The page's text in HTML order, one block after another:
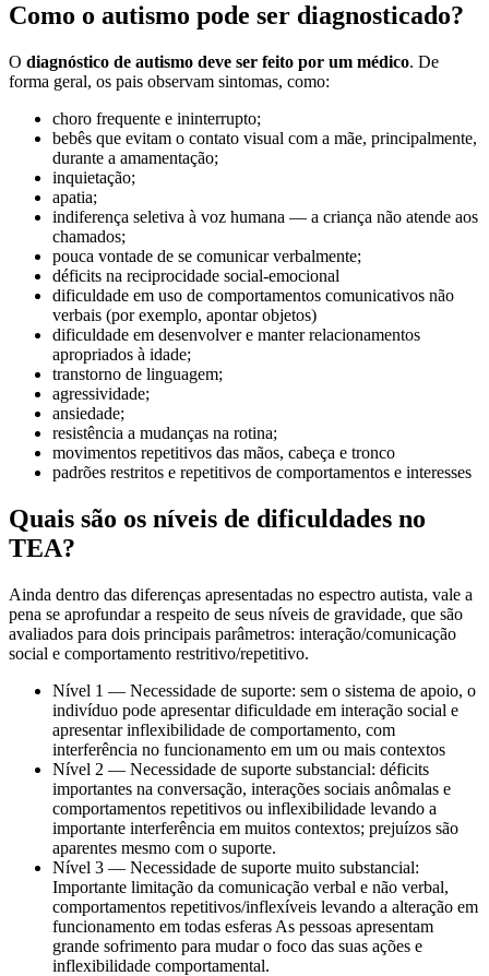
Como o autismo pode ser diagnosticado?
O diagnóstico de autismo deve ser feito por um médico. De
forma geral, os pais observam sintomas, como:
choro frequente e ininterrupto;
bebês que evitam o contato visual com a mãe, principalmente,
durante a amamentação;
inquietação;
apatia;
indiferença seletiva à voz humana — a criança não atende aos
chamados;
pouca vontade de se comunicar verbalmente;
déficits na reciprocidade social-emocional
dificuldade em uso de comportamentos comunicativos não
verbais (por exemplo, apontar objetos)
dificuldade em desenvolver e manter relacionamentos
apropriados à idade;
transtorno de linguagem;
agressividade;
ansiedade;
resistência a mudanças na rotina;
movimentos repetitivos das mãos, cabeça e tronco
padrões restritos e repetitivos de comportamentos e interesses
Quais são os níveis de dificuldades no
TEA?
Ainda dentro das diferenças apresentadas no espectro autista, vale a
pena se aprofundar a respeito de seus níveis de gravidade, que são
avaliados para dois principais parâmetros: interação/comunicação
social e comportamento restritivo/repetitivo.
Nível 1 — Necessidade de suporte: sem o sistema de apoio, o
indivíduo pode apresentar dificuldade em interação social e
apresentar inflexibilidade de comportamento, com
interferência no funcionamento em um ou mais contextos
Nível 2 — Necessidade de suporte substancial: déficits
importantes na conversação, interações sociais anômalas e
comportamentos repetitivos ou inflexibilidade levando a
importante interferência em muitos contextos; prejuízos são
aparentes mesmo com o suporte.
Nível 3 — Necessidade de suporte muito substancial:
Importante limitação da comunicação verbal e não verbal,
comportamentos repetitivos/inflexíveis levando a alteração em
funcionamento em todas esferas As pessoas apresentam
grande sofrimento para mudar o foco das suas ações e
inflexibilidade comportamental.